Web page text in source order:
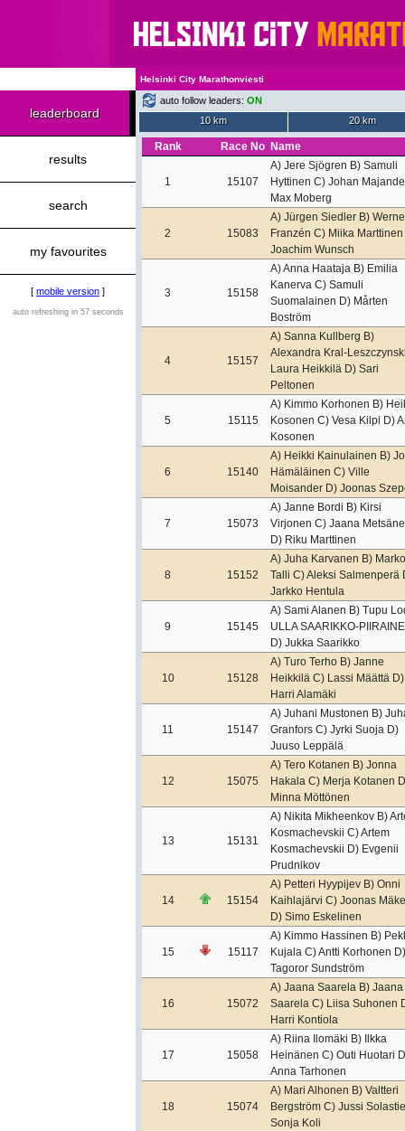
Helsinki City Marathonviesti
leaderboard
results
search
my favourites
[ mobile version ]
auto refreshing in 57 seconds
auto follow leaders: ON
10 km
20 km
Rank Race No Name
1 15107
A) Jere Sjögren B) Samuli
Hyttinen C) Johan
Max Moberg
2 15083
A) Jürgen Siedler B)
Franzén C) Miika Marttinen
Joachim Wunsch
3 15158
A) Anna Haataja B) Emilia
Kanerva C) Samuli
Suomalainen D) Mårten
Boström
4 15157
A) Sanna Kullberg B)
Alexandra Kral-
Laura Heikkilä D) Sari
Peltonen
5 15115
A) Kimmo Korhonen B)
Kosonen C) Vesa Kilpi D)
Kosonen
6 15140
A) Heikki Kainulainen B)
Hämäläinen C) Ville
Moisander D) Joonas
7 15073
A) Janne Bordi B) Kirsi
Virjonen C) Jaana
D) Riku Marttinen
8 15152
A) Juha Karvanen B) Marko
Talli C) Aleksi Salmenperä
Jarkko Hentula
9 15145
A) Sami Alanen B) Tupu
ULLA SAARIKKO-
D) Jukka Saarikko
10 15128
A) Turo Terho B) Janne
Heikkilä C) Lassi Määttä D)
Harri Alamäki
11 15147
A) Juhani Mustonen B)
Granfors C) Jyrki Suoja D)
Juuso Leppälä
12 15075
A) Tero Kotanen B) Jonna
Hakala C) Merja Kotanen
Minna Möttönen
13 15131
A) Nikita Mikheenkov B)
Kosmachevskii C) Artem
Kosmachevskii D) Evgenii
Prudnikov
14 15154
A) Petteri Hyypijev B) Onni
Kaihlajärvi C) Joonas
D) Simo Eskelinen
15 15117
A) Kimmo Hassinen B)
Kujala C) Antti Korhonen D)
Tagoror Sundström
16 15072
A) Jaana Saarela B) Jaana
Saarela C) Liisa Suhonen
Harri Kontiola
17 15058
A) Riina Ilomäki B) Ilkka
Heinänen C) Outi Huotari
Anna Tarhonen
18 15074
A) Mari Alhonen B) Valtteri
Bergström C) Jussi
Sonja Koli